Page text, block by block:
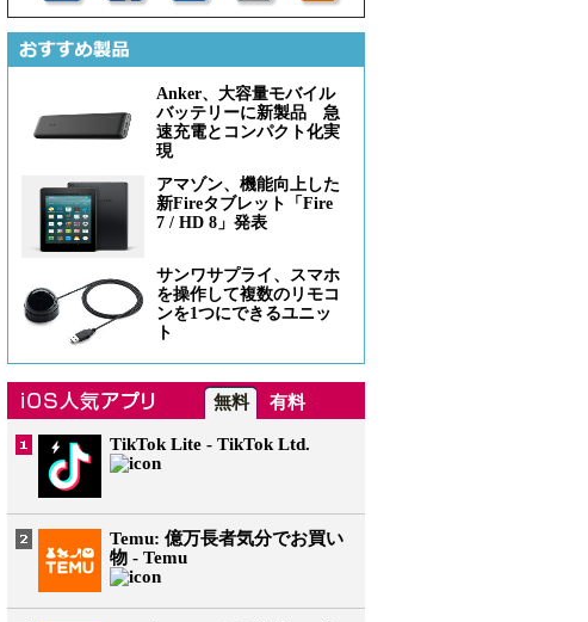
Anker、大容量モバイル
バッテリーに新製品 急
速充電とコンパクト化実
現
アマゾン、機能向上した
新Fireタブレット「Fire
7 / HD 8」発表
サンワサプライ、スマホ
を操作して複数のリモコ
ンを1つにできるユニッ
ト
無料 有料
TikTok Lite - TikTok Ltd.
Temu: 億万長者気分でお買い
物 - Temu